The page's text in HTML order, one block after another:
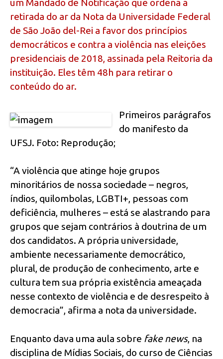
um Mandado de Notificação que ordena a
retirada do ar da Nota da Universidade Federal
de São João del-Rei a favor dos princípios
democráticos e contra a violência nas eleições
presidenciais de 2018, assinada pela Reitoria da
instituição. Eles têm 48h para retirar o
conteúdo do ar.
Primeiros parágrafos
do manifesto da
UFSJ. Foto: Reprodução;
“A violência que atinge hoje grupos
minoritários de nossa sociedade – negros,
índios, quilombolas, LGBTI+, pessoas com
deficiência, mulheres – está se alastrando para
grupos que sejam contrários à doutrina de um
dos candidatos. A própria universidade,
ambiente necessariamente democrático,
plural, de produção de conhecimento, arte e
cultura tem sua própria existência ameaçada
nesse contexto de violência e de desrespeito à
democracia”, afirma a nota da universidade.
Enquanto dava uma aula sobre fake news, na
disciplina de Mídias Sociais, do curso de Ciências